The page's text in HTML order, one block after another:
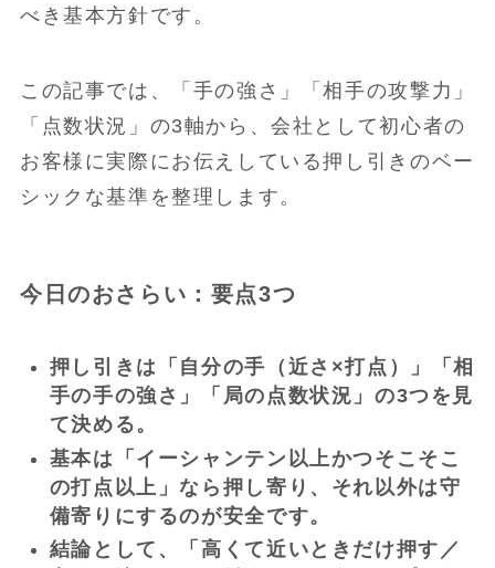
べき基本方針です。
この記事では、「手の強さ」「相手の攻撃力」
「点数状況」の3軸から、会社として初心者の
お客様に実際にお伝えしている押し引きのベー
シックな基準を整理します。
今日のおさらい：要点3つ
押し引きは「自分の手（近さ×打点）」「相
手の手の強さ」「局の点数状況」の3つを見
て決める。
基本は「イーシャンテン以上かつそこそこ
の打点以上」なら押し寄り、それ以外は守
備寄りにするのが安全です。
結論として、「高くて近いときだけ押す／